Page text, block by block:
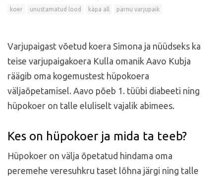
koer unustamatud lood käpa all pärnu varjupaik
Varjupaigast võetud koera Simona ja nüüdseks ka
teise varjupaigakoera Kulla omanik Aavo Kubja
räägib oma kogemustest hüpokoera
väljaõpetamisel. Aavo põeb 1. tüübi diabeeti ning
hüpokoer on talle eluliselt vajalik abimees.
Kes on hüpokoer ja mida ta teeb?
Hüpokoer on välja õpetatud hindama oma
peremehe veresuhkru taset lõhna järgi ning talle